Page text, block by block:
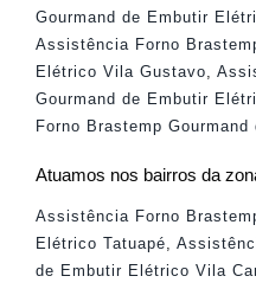
Gourmand de Embutir
Assistência Forno
Elétrico Vila Gustavo
Gourmand de Embutir
Forno Brastemp
Atuamos nos bairros da
Assistência Forno
Elétrico Tatuapé,
de Embutir Elétrico Vila